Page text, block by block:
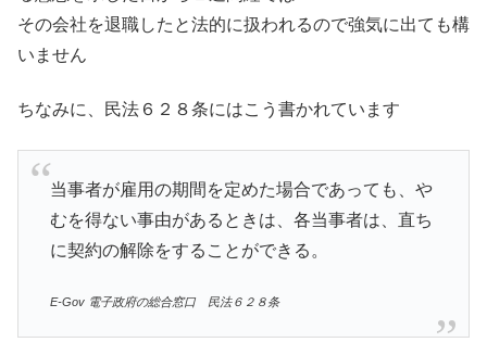
その会社を退職したと法的に扱われるので強気に出ても構
いません
ちなみに、民法６２８条にはこう書かれています
当事者が雇用の期間を定めた場合であっても、や
むを得ない事由があるときは、各当事者は、直ち
に契約の解除をすることができる。
E-Gov 電子政府の総合窓口 民法６２８条